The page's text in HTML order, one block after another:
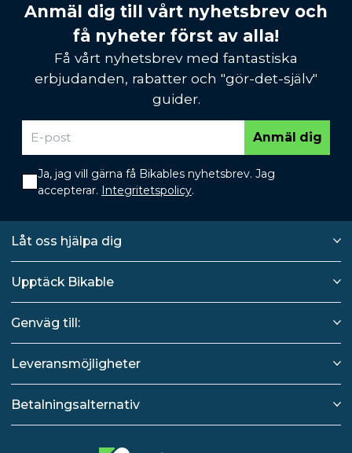
Anmäl dig till vårt nyhetsbrev och
få nyheter först av alla!
Få vårt nyhetsbrev med fantastiska
erbjudanden, rabatter och "gör-det-själv"
guider.
Anmäl dig
Ja, jag vill gärna få Bikables nyhetsbrev. Jag
accepterar. Integritetspolicy.
Låt oss hjälpa dig
Upptäck Bikable
Genväg till:
Leveransmöjligheter
Betalningsalternativ